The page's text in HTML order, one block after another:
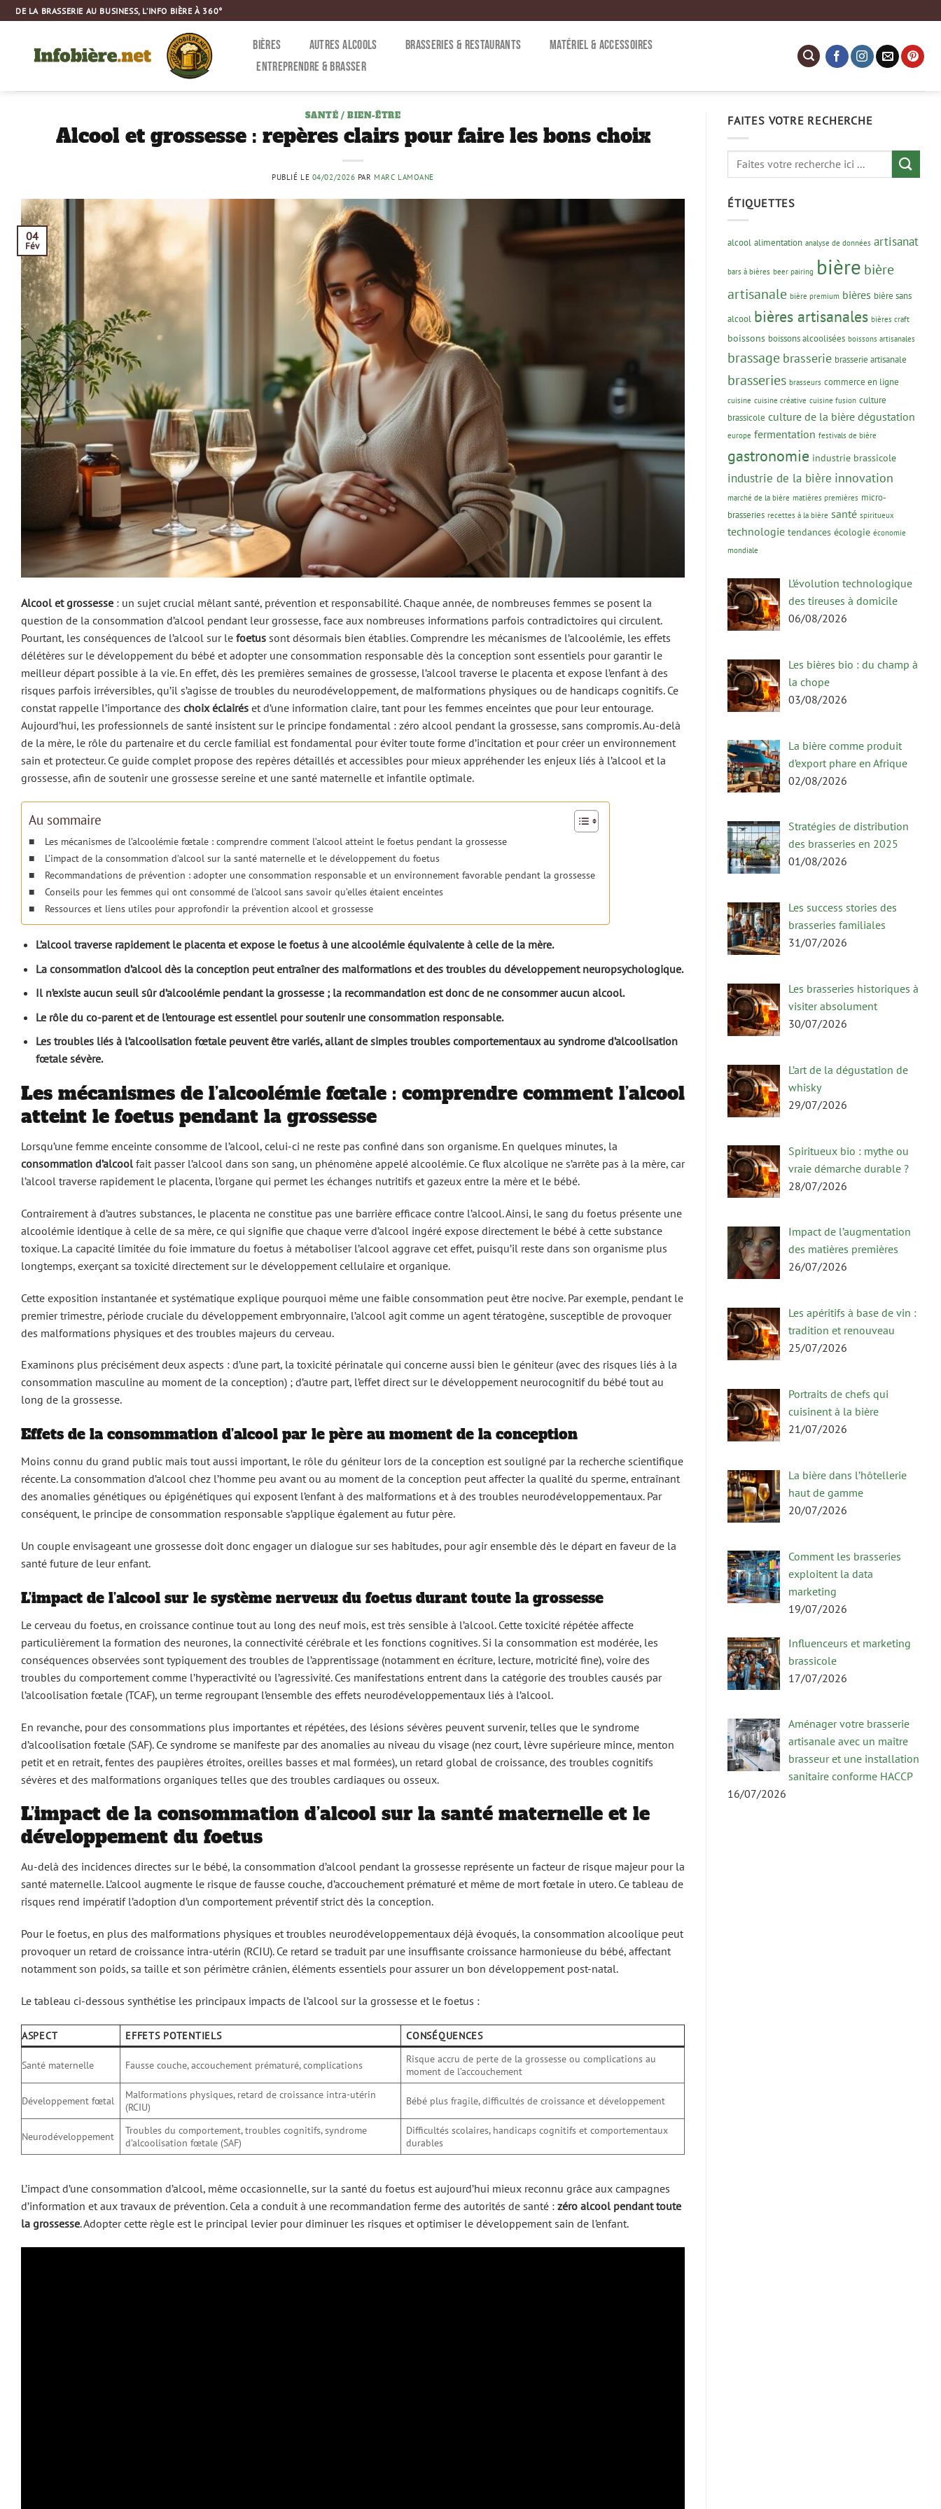
Passer
au
DE LA BRASSERIE AU BUSINESS, L’INFO BIÈRE À 360°
BIÈRES AUTRES ALCOOLS BRASSERIES & RESTAURANTS
MATÉRIEL & ACCESSOIRES
ENTREPRENDRE & BRASSER
SANTÉ / BIEN-ÊTRE
Alcool et grossesse : repères clairs pour faire les bons choix
PUBLIÉ LE 04/02/2026 PAR MARC LAMOANE
04
Fév
Alcool et grossesse : un sujet crucial mêlant santé, prévention et responsabilité. Chaque année, de nombreuses femmes se posent la
question de la consommation d’alcool pendant leur grossesse, face aux nombreuses informations parfois contradictoires qui circulent.
Pourtant, les conséquences de l’alcool sur le foetus sont désormais bien établies. Comprendre les mécanismes de l’alcoolémie, les effets
délétères sur le développement du bébé et adopter une consommation responsable dès la conception sont essentiels pour garantir le
meilleur départ possible à la vie. En effet, dès les premières semaines de grossesse, l’alcool traverse le placenta et expose l’enfant à des
risques parfois irréversibles, qu’il s’agisse de troubles du neurodéveloppement, de malformations physiques ou de handicaps cognitifs. Ce
constat rappelle l’importance des choix éclairés et d’une information claire, tant pour les femmes enceintes que pour leur entourage.
Aujourd’hui, les professionnels de santé insistent sur le principe fondamental : zéro alcool pendant la grossesse, sans compromis. Au-delà
de la mère, le rôle du partenaire et du cercle familial est fondamental pour éviter toute forme d’incitation et pour créer un environnement
sain et protecteur. Ce guide complet propose des repères détaillés et accessibles pour mieux appréhender les enjeux liés à l’alcool et la
grossesse, afin de soutenir une grossesse sereine et une santé maternelle et infantile optimale.
Au sommaire
Les mécanismes de l’alcoolémie fœtale : comprendre comment l’alcool atteint le foetus pendant la grossesse
L’impact de la consommation d’alcool sur la santé maternelle et le développement du foetus
Recommandations de prévention : adopter une consommation responsable et un environnement favorable pendant la grossesse
Conseils pour les femmes qui ont consommé de l’alcool sans savoir qu’elles étaient enceintes
Ressources et liens utiles pour approfondir la prévention alcool et grossesse
L’alcool traverse rapidement le placenta et expose le foetus à une alcoolémie équivalente à celle de la mère.
La consommation d’alcool dès la conception peut entraîner des malformations et des troubles du développement neuropsychologique.
Il n’existe aucun seuil sûr d’alcoolémie pendant la grossesse ; la recommandation est donc de ne consommer aucun alcool.
Le rôle du co-parent et de l’entourage est essentiel pour soutenir une consommation responsable.
Les troubles liés à l’alcoolisation fœtale peuvent être variés, allant de simples troubles comportementaux au syndrome d’alcoolisation
fœtale sévère.
Les mécanismes de l’alcoolémie fœtale : comprendre comment l’alcool
atteint le foetus pendant la grossesse
Lorsqu’une femme enceinte consomme de l’alcool, celui-ci ne reste pas confiné dans son organisme. En quelques minutes, la
consommation d’alcool fait passer l’alcool dans son sang, un phénomène appelé alcoolémie. Ce flux alcolique ne s’arrête pas à la mère, car
l’alcool traverse rapidement le placenta, l’organe qui permet les échanges nutritifs et gazeux entre la mère et le bébé.
Contrairement à d’autres substances, le placenta ne constitue pas une barrière efficace contre l’alcool. Ainsi, le sang du foetus présente une
alcoolémie identique à celle de sa mère, ce qui signifie que chaque verre d’alcool ingéré expose directement le bébé à cette substance
toxique. La capacité limitée du foie immature du foetus à métaboliser l’alcool aggrave cet effet, puisqu’il reste dans son organisme plus
longtemps, exerçant sa toxicité directement sur le développement cellulaire et organique.
Cette exposition instantanée et systématique explique pourquoi même une faible consommation peut être nocive. Par exemple, pendant le
premier trimestre, période cruciale du développement embryonnaire, l’alcool agit comme un agent tératogène, susceptible de provoquer
des malformations physiques et des troubles majeurs du cerveau.
Examinons plus précisément deux aspects : d’une part, la toxicité périnatale qui concerne aussi bien le géniteur (avec des risques liés à la
consommation masculine au moment de la conception) ; d’autre part, l’effet direct sur le développement neurocognitif du bébé tout au
long de la grossesse.
Effets de la consommation d’alcool par le père au moment de la conception
Moins connu du grand public mais tout aussi important, le rôle du géniteur lors de la conception est souligné par la recherche scientifique
récente. La consommation d’alcool chez l’homme peu avant ou au moment de la conception peut affecter la qualité du sperme, entraînant
des anomalies génétiques ou épigénétiques qui exposent l’enfant à des malformations et à des troubles neurodéveloppementaux. Par
conséquent, le principe de consommation responsable s’applique également au futur père.
Un couple envisageant une grossesse doit donc engager un dialogue sur ses habitudes, pour agir ensemble dès le départ en faveur de la
santé future de leur enfant.
L’impact de l’alcool sur le système nerveux du foetus durant toute la grossesse
Le cerveau du foetus, en croissance continue tout au long des neuf mois, est très sensible à l’alcool. Cette toxicité répétée affecte
particulièrement la formation des neurones, la connectivité cérébrale et les fonctions cognitives. Si la consommation est modérée, les
conséquences observées sont typiquement des troubles de l’apprentissage (notamment en écriture, lecture, motricité fine), voire des
troubles du comportement comme l’hyperactivité ou l’agressivité. Ces manifestations entrent dans la catégorie des troubles causés par
l’alcoolisation fœtale (TCAF), un terme regroupant l’ensemble des effets neurodéveloppementaux liés à l’alcool.
En revanche, pour des consommations plus importantes et répétées, des lésions sévères peuvent survenir, telles que le syndrome
d’alcoolisation fœtale (SAF). Ce syndrome se manifeste par des anomalies au niveau du visage (nez court, lèvre supérieure mince, menton
petit et en retrait, fentes des paupières étroites, oreilles basses et mal formées), un retard global de croissance, des troubles cognitifs
sévères et des malformations organiques telles que des troubles cardiaques ou osseux.
L’impact de la consommation d’alcool sur la santé maternelle et le
développement du foetus
Au-delà des incidences directes sur le bébé, la consommation d’alcool pendant la grossesse représente un facteur de risque majeur pour la
santé maternelle. L’alcool augmente le risque de fausse couche, d’accouchement prématuré et même de mort fœtale in utero. Ce tableau de
risques rend impératif l’adoption d’un comportement préventif strict dès la conception.
Pour le foetus, en plus des malformations physiques et troubles neurodéveloppementaux déjà évoqués, la consommation alcoolique peut
provoquer un retard de croissance intra-utérin (RCIU). Ce retard se traduit par une insuffisante croissance harmonieuse du bébé, affectant
notamment son poids, sa taille et son périmètre crânien, éléments essentiels pour assurer un bon développement post-natal.
Le tableau ci-dessous synthétise les principaux impacts de l’alcool sur la grossesse et le foetus :
ASPECT EFFETS POTENTIELS CONSÉQUENCES
Santé maternelle Fausse couche, accouchement prématuré, complications
Risque accru de perte de la grossesse ou complications au
moment de l’accouchement
Développement fœtal
Malformations physiques, retard de croissance intra-utérin
(RCIU)
Bébé plus fragile, difficultés de croissance et développement
Neurodéveloppement
Troubles du comportement, troubles cognitifs, syndrome
d’alcoolisation fœtale (SAF)
Difficultés scolaires, handicaps cognitifs et comportementaux
durables
L’impact d’une consommation d’alcool, même occasionnelle, sur la santé du foetus est aujourd’hui mieux reconnu grâce aux campagnes
d’information et aux travaux de prévention. Cela a conduit à une recommandation ferme des autorités de santé : zéro alcool pendant toute
la grossesse. Adopter cette règle est le principal levier pour diminuer les risques et optimiser le développement sain de l’enfant.
FAITES VOTRE RECHERCHE
ÉTIQUETTES
alcool alimentation analyse de données artisanat
bars à bières beer pairing bière bière
artisanale bière premium bières bière sans
alcool bières artisanales bières craft
boissons boissons alcoolisées boissons artisanales
brassage brasserie brasserie artisanale
brasseries brasseurs commerce en ligne
cuisine cuisine créative cuisine fusion culture
brassicole culture de la bière dégustation
europe fermentation festivals de bière
gastronomie industrie brassicole
industrie de la bière innovation
marché de la bière matières premières micro-
brasseries recettes à la bière santé spiritueux
technologie tendances écologie économie
mondiale
L’évolution technologique
des tireuses à domicile
06/08/2026
Les bières bio : du champ à
la chope
03/08/2026
La bière comme produit
d’export phare en Afrique
02/08/2026
Stratégies de distribution
des brasseries en 2025
01/08/2026
Les success stories des
brasseries familiales
31/07/2026
Les brasseries historiques à
visiter absolument
30/07/2026
L’art de la dégustation de
whisky
29/07/2026
Spiritueux bio : mythe ou
vraie démarche durable ?
28/07/2026
Impact de l’augmentation
des matières premières
26/07/2026
Les apéritifs à base de vin :
tradition et renouveau
25/07/2026
Portraits de chefs qui
cuisinent à la bière
21/07/2026
La bière dans l’hôtellerie
haut de gamme
20/07/2026
Comment les brasseries
exploitent la data
marketing
19/07/2026
Influenceurs et marketing
brassicole
17/07/2026
Aménager votre brasserie
artisanale avec un maître
brasseur et une installation
sanitaire conforme HACCP
16/07/2026